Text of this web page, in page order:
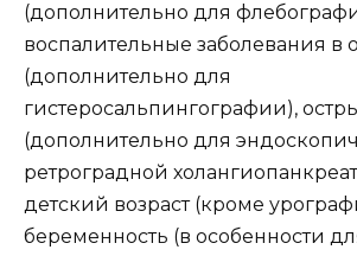
(дополнительно для
воспалительные заболевания в
(дополнительно для
гистеросальпингографии),
(дополнительно для
ретроградной
детский возраст (кроме
беременность (в особенности